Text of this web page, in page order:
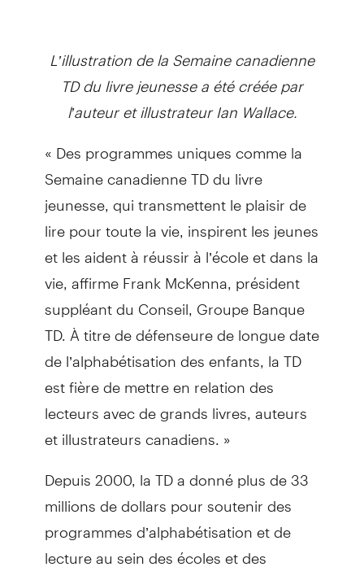
L’illustration de la Semaine canadienne
TD du livre jeunesse a été créée par
l’auteur et illustrateur Ian Wallace.
« Des programmes uniques comme la
Semaine canadienne TD du livre
jeunesse, qui transmettent le plaisir de
lire pour toute la vie, inspirent les jeunes
et les aident à réussir à l’école et dans la
vie, affirme Frank McKenna, président
suppléant du Conseil, Groupe Banque
TD. À titre de défenseure de longue date
de l’alphabétisation des enfants, la TD
est fière de mettre en relation des
lecteurs avec de grands livres, auteurs
et illustrateurs canadiens. »
Depuis 2000, la TD a donné plus de 33
millions de dollars pour soutenir des
programmes d’alphabétisation et de
lecture au sein des écoles et des